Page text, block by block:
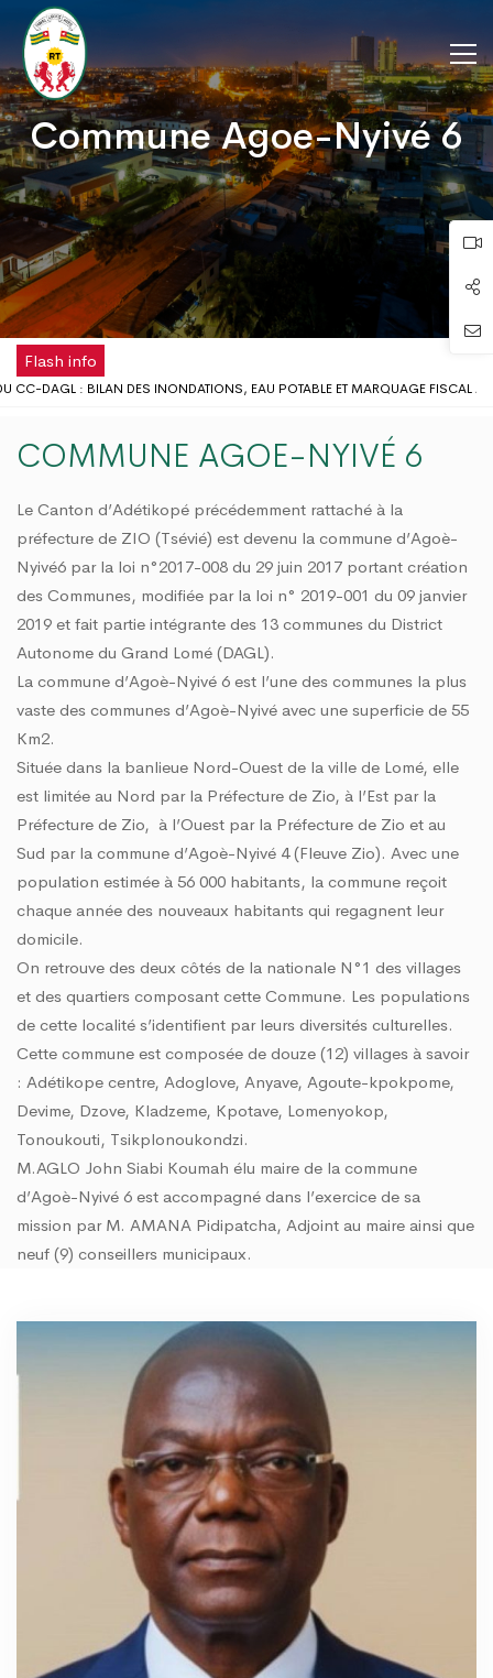
Commune Agoe-Nyivé 6
Flash info
DAGL : BILAN DES INONDATIONS, EAU POTABLE ET MARQUAGE FISCAL AU
DISPOSE DÉSORMAIS D'UNE ANTENNE RÉGIONALE DE LA CHAMBRE DE
LA FÊTE DU TRAVAIL AU DISTRICT AUTONOME DU GRAND LOMÉ
DU DISTRICT AUTONOME DU GRAND LOMÉ A TENU SA 2ÈME
D’INONDATION DANS LE GRAND LOMÉ : VERS UNE SYNERGIE
DU DAGL A PRIS PART AU LANCEMENT DE LA CAMPAGNE DE VACCINATION
PROPRE » : LE DAGL SUPPRIME UN DÉPOTOIR SAUVAGE DANS LA
PEUL III : DES ÉQUIPEMENTS SPORTIFS OFFERTS AUX COMMUNES DU
COMMUNE AGOE-NYIVÉ 6
Le Canton d’Adétikopé précédemment rattaché à la
préfecture de ZIO (Tsévié) est devenu la commune d’Agoè-
Nyivé6 par la loi n°2017-008 du 29 juin 2017 portant création
des Communes, modifiée par la loi n° 2019-001 du 09 janvier
2019 et fait partie intégrante des 13 communes du District
Autonome du Grand Lomé (DAGL).
La commune d’Agoè-Nyivé 6 est l’une des communes la plus
vaste des communes d’Agoè-Nyivé avec une superficie de 55
Km2.
Située dans la banlieue Nord-Ouest de la ville de Lomé, elle
est limitée au Nord par la Préfecture de Zio, à l’Est par la
Préfecture de Zio, à l’Ouest par la Préfecture de Zio et au
Sud par la commune d’Agoè-Nyivé 4 (Fleuve Zio). Avec une
population estimée à 56 000 habitants, la commune reçoit
chaque année des nouveaux habitants qui regagnent leur
domicile.
On retrouve des deux côtés de la nationale N°1 des villages
et des quartiers composant cette Commune. Les populations
de cette localité s’identifient par leurs diversités culturelles.
Cette commune est composée de douze (12) villages à savoir
: Adétikope centre, Adoglove, Anyave, Agoute-kpokpome,
Devime, Dzove, Kladzeme, Kpotave, Lomenyokop,
Tonoukouti, Tsikplonoukondzi.
M.AGLO John Siabi Koumah élu maire de la commune
d’Agoè-Nyivé 6 est accompagné dans l’exercice de sa
mission par M. AMANA Pidipatcha, Adjoint au maire ainsi que
neuf (9) conseillers municipaux.